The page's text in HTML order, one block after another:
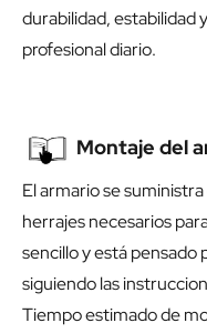
durabilidad, estabilidad
profesional diario.
Montaje del
El armario se
herrajes necesarios
sencillo y está pensado
siguiendo las
Tiempo estimado de